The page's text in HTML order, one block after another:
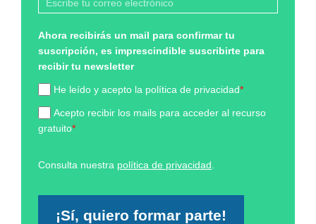
Ahora recibirás un mail para confirmar tu
suscripción, es imprescindible suscribirte para
recibir tu newsletter
He leído y acepto la política de privacidad*
Acepto recibir los mails para acceder al recurso
gratuito*
Consulta nuestra política de privacidad
¡Sí, quiero formar parte!